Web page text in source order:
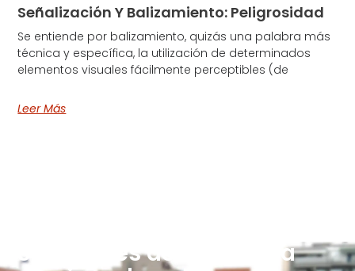
Señalización Y Balizamiento: Peligrosidad
Se entiende por balizamiento, quizás una palabra más
técnica y específica, la utilización de determinados
elementos visuales fácilmente perceptibles (de
Leer Más
Soluciones de Ingeniería